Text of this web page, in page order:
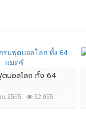
ตบอลโลก ทั้ง 64
2565 32,955